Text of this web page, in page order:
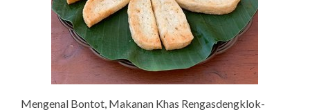
Mengenal Bontot, Makanan Khas Rengasdengklok-